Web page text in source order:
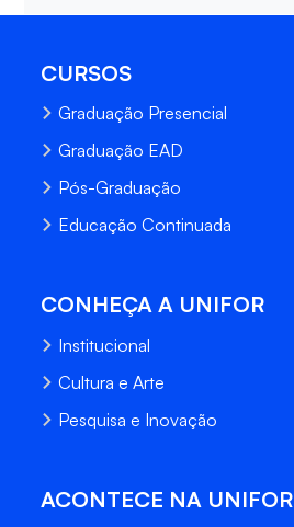
CURSOS
Graduação Presencial
Graduação EAD
Pós-Graduação
Educação Continuada
CONHEÇA A UNIFOR
Institucional
Cultura e Arte
Pesquisa e Inovação
ACONTECE NA UNIFOR